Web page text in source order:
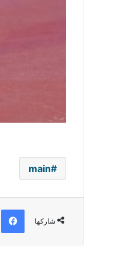
main
شاركها